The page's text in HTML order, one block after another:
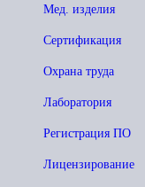
Мед. изделия
Сертификация
Охрана труда
Лаборатория
Регистрация ПО
Лицензирование